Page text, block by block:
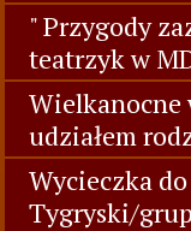
" Przygody
teatrzyk w
Wielkanocne
udziałem
Wycieczka
Tygryski/